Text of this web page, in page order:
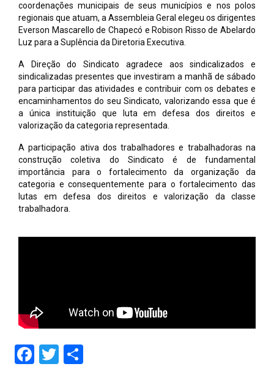
coordenações municipais de seus municípios e nos polos
regionais que atuam, a Assembleia Geral elegeu os dirigentes
Everson Mascarello de Chapecó e Robison Risso de Abelardo
Luz para a Suplência da Diretoria Executiva.
A Direção do Sindicato agradece aos sindicalizados e
sindicalizadas presentes que investiram a manhã de sábado
para participar das atividades e contribuir com os debates e
encaminhamentos do seu Sindicato, valorizando essa que é
a única instituição que luta em defesa dos direitos e
valorização da categoria representada.
A participação ativa dos trabalhadores e trabalhadoras na
construção coletiva do Sindicato é de fundamental
importância para o fortalecimento da organização da
categoria e consequentemente para o fortalecimento das
lutas em defesa dos direitos e valorização da classe
trabalhadora.
Facebook
Twitter